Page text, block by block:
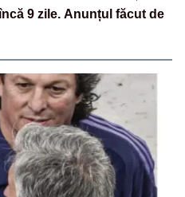
9 zile. Anunțul făcut de